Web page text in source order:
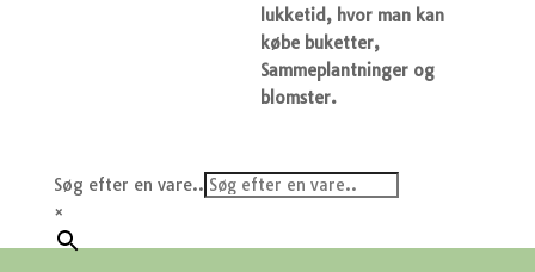
lukketid, hvor man kan
købe buketter,
Sammeplantninger og
blomster.
Søg efter en vare..
×